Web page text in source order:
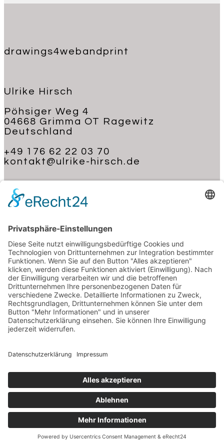
drawings4webandprint
Ulrike Hirsch
Pöhsiger Weg 4
04668 Grimma OT Ragewitz
Deutschland
+49 176 62 22 03 70
kontakt@ulrike-hirsch.de
Impressum
Datenschutz
AGB
reserved.